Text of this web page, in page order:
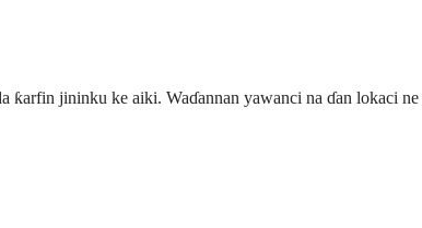
ƙarfin jininku ke aiki. Waɗannan yawanci na ɗan lokaci ne